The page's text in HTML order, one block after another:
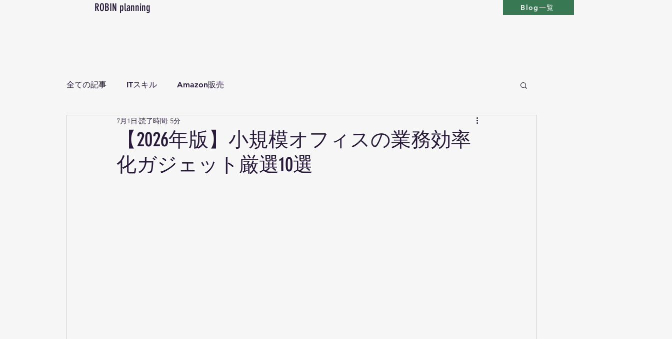
ROBIN planning Blog一覧
全ての記事 ITスキル Amazon販売
【2026年版】小規模オフィスの業務効率
化ガジェット厳選10選
7月1日 読了時間: 5分